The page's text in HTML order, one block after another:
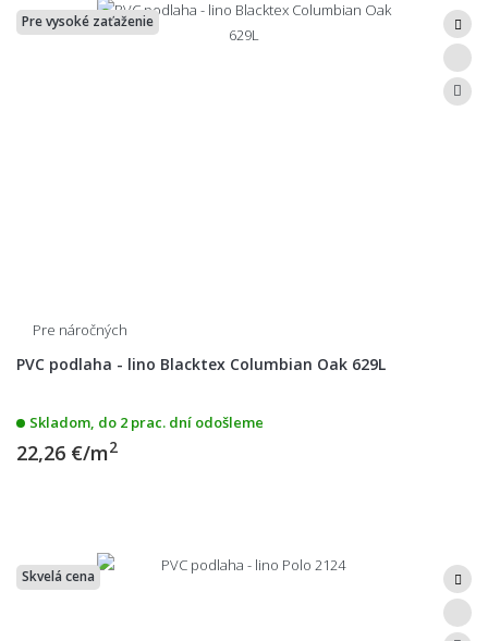
Pre vysoké zaťaženie
Pre náročných
PVC podlaha - lino Blacktex Columbian Oak 629L
Skladom, do 2 prac. dní odošleme
22,26 €/m2
Skvelá cena